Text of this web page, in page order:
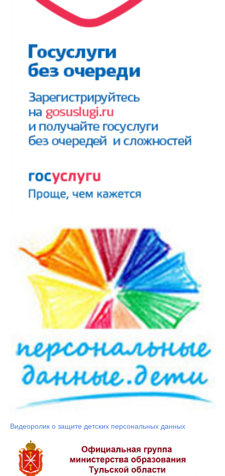
Видеоролик о защите детских персональных данных